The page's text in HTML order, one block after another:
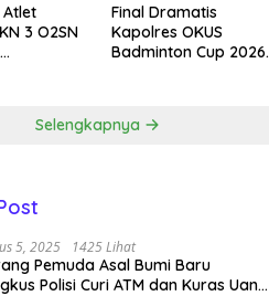
3 O2SN
Final Dramatis
Kapolres OKUS
Badminton Cup 2026,
Selengkapnya
5, 2025 1425 Lihat
Pemuda Asal Bumi Baru
Polisi Curi ATM dan Kuras Uang